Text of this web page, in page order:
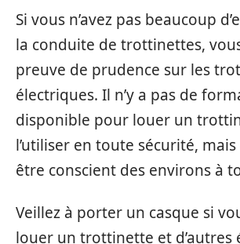
Si vous n’avez pas beaucoup
la conduite de trottinettes,
preuve de prudence sur les
électriques. Il n’y a pas de
disponible pour louer un
l’utiliser en toute sécurité,
être conscient des environs à
Veillez à porter un casque si
louer un trottinette et d’autres